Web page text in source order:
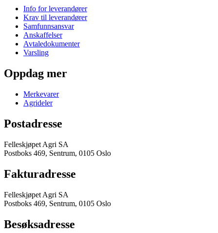
Info for leverandører
Krav til leverandører
Samfunnsansvar
Anskaffelser
Avtaledokumenter
Varsling
Oppdag mer
Merkevarer
Agrideler
Postadresse
Felleskjøpet Agri SA
Postboks 469, Sentrum, 0105 Oslo
Fakturadresse
Felleskjøpet Agri SA
Postboks 469, Sentrum, 0105 Oslo
Besøksadresse